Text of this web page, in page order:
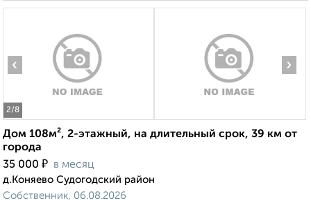
2/8
‹ ›
Дом 108м², 2-этажный, на длительный срок, 39 км от
города
35 000 ₽ в месяц
д.Коняево Судогодский район
Собственник, 06.08.2026